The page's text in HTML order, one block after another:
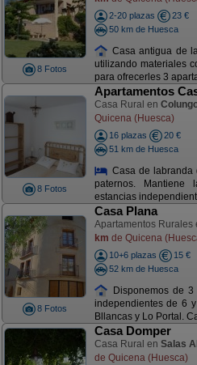
8 Fotos
2-20 plazas
23 €
50 km de Huesca
Casa antigua de
utilizando materiales
para ofrecerles 3
8 Fotos
Apartamentos
Casa Rural en
Quicena (Huesca)
16 plazas
20 €
51 km de Huesca
Casa de labranda
paternos. Mantiene
estancias
8 Fotos
Casa Plana
Apartamentos Rurales
km de Quicena
10+6 plazas
15 €
52 km de Huesca
Disponemos de 3
independientes de 6
Bllancas y Lo Portal.
Casa Domper
Casa Rural en Salas
de Quicena (Huesca)